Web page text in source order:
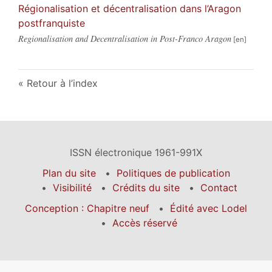
Régionalisation et décentralisation dans l’Aragon
postfranquiste
Regionalisation and Decentralisation in Post-Franco Aragon
Retour à l’index
ISSN électronique 1961-991X
Plan du site
Politiques de publication
Visibilité
Crédits du site
Contact
Conception : Chapitre neuf
Édité avec Lodel
Accès réservé